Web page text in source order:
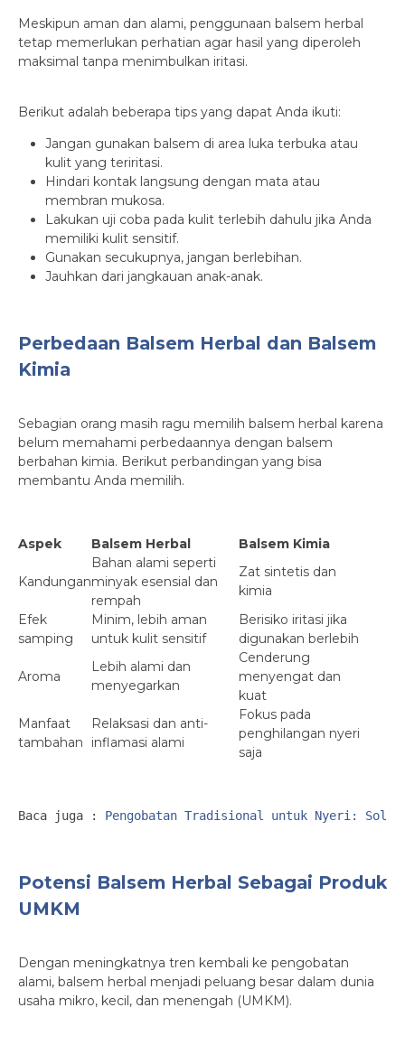
Meskipun aman dan alami, penggunaan balsem herbal
tetap memerlukan perhatian agar hasil yang diperoleh
maksimal tanpa menimbulkan iritasi.
Berikut adalah beberapa tips yang dapat Anda ikuti:
Jangan gunakan balsem di area luka terbuka atau
kulit yang teriritasi.
Hindari kontak langsung dengan mata atau
membran mukosa.
Lakukan uji coba pada kulit terlebih dahulu jika Anda
memiliki kulit sensitif.
Gunakan secukupnya, jangan berlebihan.
Jauhkan dari jangkauan anak-anak.
Perbedaan Balsem Herbal dan Balsem
Kimia
Sebagian orang masih ragu memilih balsem herbal karena
belum memahami perbedaannya dengan balsem
berbahan kimia. Berikut perbandingan yang bisa
membantu Anda memilih.
Aspek Balsem Herbal Balsem Kimia
Kandungan
Bahan alami seperti
minyak esensial dan
rempah
Zat sintetis dan
kimia
Efek
samping
Minim, lebih aman
untuk kulit sensitif
Berisiko iritasi jika
digunakan berlebih
Aroma
Lebih alami dan
menyegarkan
Cenderung
menyengat dan
kuat
Manfaat
tambahan
Relaksasi dan anti-
inflamasi alami
Fokus pada
penghilangan nyeri
saja
Baca juga : Pengobatan Tradisional untuk Nyeri:
Potensi Balsem Herbal Sebagai Produk
UMKM
Dengan meningkatnya tren kembali ke pengobatan
alami, balsem herbal menjadi peluang besar dalam dunia
usaha mikro, kecil, dan menengah (UMKM).